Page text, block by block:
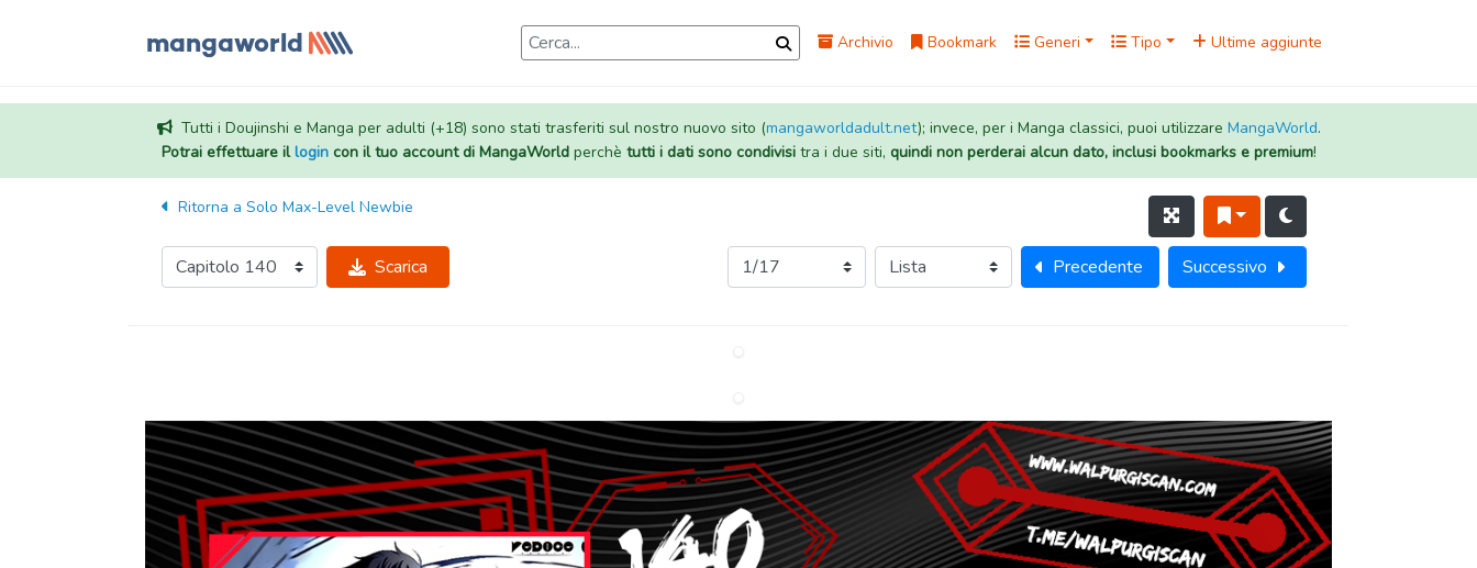
Archivio Bookmark Generi Tipo Ultime aggiunte
Tutti i Doujinshi e Manga per adulti (+18) sono stati trasferiti sul nostro nuovo sito (mangaworldadult.net); invece, per i Manga classici, puoi utilizzare MangaWorld.
Potrai effettuare illogincon il tuo account di MangaWorldperchè tutti i dati sono condivisitra i due siti, quindi non perderai alcun dato, inclusi bookmarks e premium!
Ritorna a Solo Max-Level Newbie
Scarica Precedente Successivo